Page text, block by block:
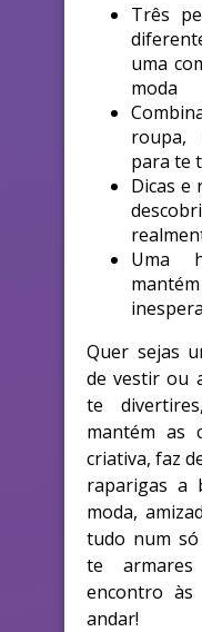
Três
uma
moda
roupa,
para te
Dicas e
Uma
Quer sejas
de vestir ou
te
mantém as
criativa, faz
raparigas a
moda,
tudo num
te
encontro às
andar!